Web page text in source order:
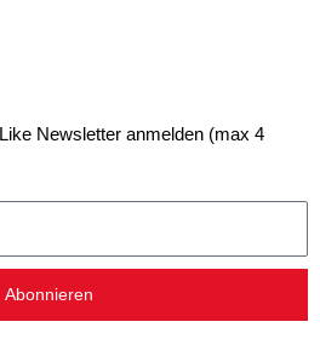
Newsletter anmelden (max 4
Abonnieren